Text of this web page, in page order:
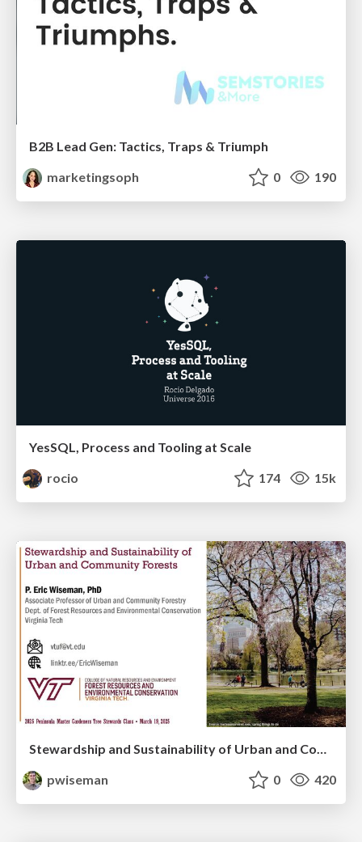
B2B Lead Gen: Tactics, Traps & Triumph
marketingsoph
0 190
YesSQL, Process and Tooling at Scale
rocio
174 15k
Stewardship and Sustainability of Urban and Community Forests
pwiseman
0 420